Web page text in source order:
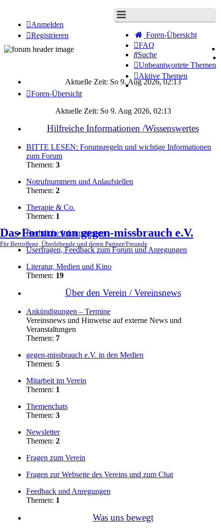
Foren-Übersicht
FAQ
Suche
Unbeantwortete Themen
Aktive Themen
Anmelden
Registrieren
Das Forum von gegen-missbrauch e.V.
Für Betroffene, Überlebende und deren Partner/Freunde
Aktuelle Zeit: So 9. Aug 2026, 02:13
Foren-Übersicht
Aktuelle Zeit: So 9. Aug 2026, 02:13
Hilfreiche Informationen /Wissenswertes
BITTE LESEN: Forumsregeln und wichtige Informationen
zum Forum
Themen: 3
Notrufnummern und Anlaufstellen
Themen: 2
Therapie & Co.
Themen: 1
Rechtliche Informationen
Userfragen, Feedback zum Forum und Anregungen
Literatur, Medien und Kino
Themen: 19
Über den Verein / Vereinsnews
Ankündigungen – Termine
Vereinsnews und Hinweise auf externe News und
Veranstaltungen
Themen: 7
gegen-missbrauch e.V. in den Medien
Themen: 5
Mitarbeit im Verein
Themen: 1
Themenchats
Themen: 3
Newsletter
Themen: 2
Fragen zum Verein
Fragen zur Webseite des Vereins und zum Chat
Feedback und Anregungen
Themen: 1
Was uns bewegt